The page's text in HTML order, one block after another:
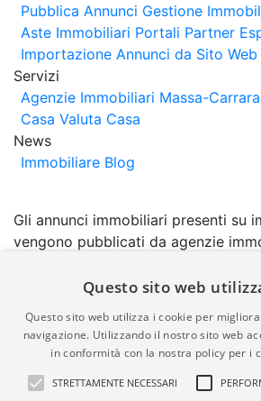
Pubblica Annunci Gestione
Aste Immobiliari Portali Partner
Importazione Annunci da Sito Web
Servizi
Agenzie Immobiliari Massa-Carrara
Casa Valuta Casa
News
Immobiliare Blog
Gli annunci immobiliari presenti su
vengono pubblicati da agenzie
comporta l'approvazione o l'avallo
garanzia da parte di quest'ultima.
quindi non è responsabile della
correttezza, della completezza,
materia di privacy e/o di alcun altro
Questo sito web
Questo sito web utilizza i cookie per
navigazione. Utilizzando il nostro sito web
in conformità con la nostra policy per i
STRETTAMENTE NECESSARI